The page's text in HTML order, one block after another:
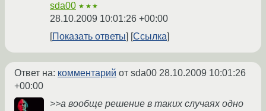
sda00 ★★★
28.10.2009 10:01:26 +00:00
Показать ответы
Ссылка
Ответ на: комментарий от sda00 28.10.2009 10:01:26
+00:00
>>а вообще решение в таких случаях одно